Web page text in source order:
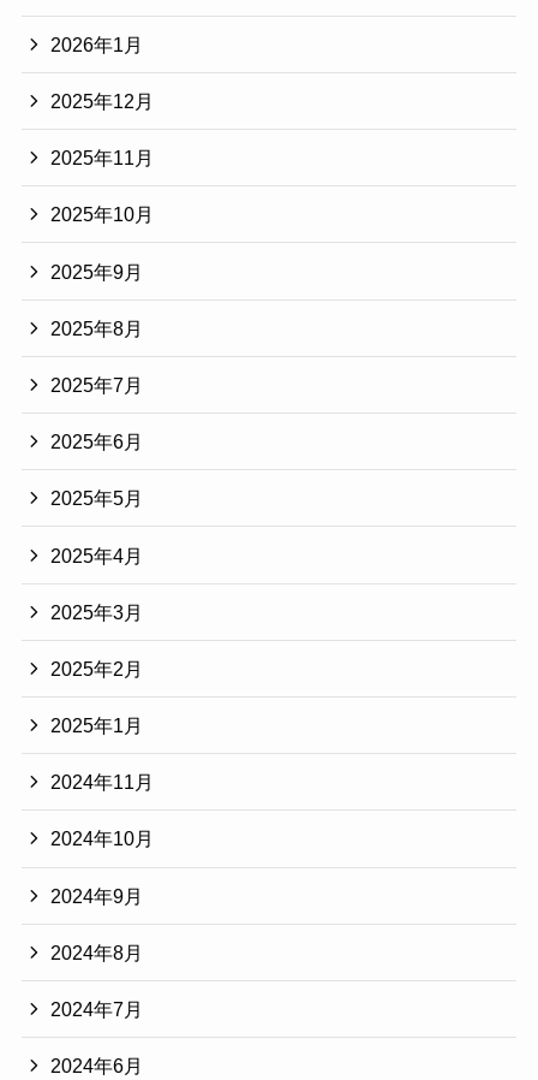
2026年1月
2025年12月
2025年11月
2025年10月
2025年9月
2025年8月
2025年7月
2025年6月
2025年5月
2025年4月
2025年3月
2025年2月
2025年1月
2024年11月
2024年10月
2024年9月
2024年8月
2024年7月
2024年6月